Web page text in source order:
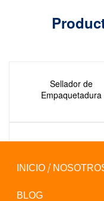
Sellador de
Empaquetadura
Supresor de Pico
INICIO
BLOG